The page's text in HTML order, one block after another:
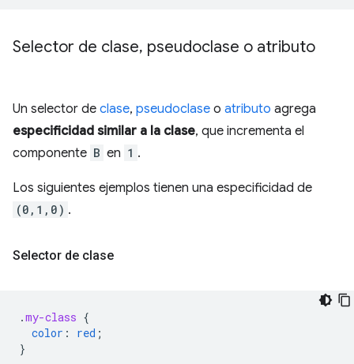
Selector de clase, pseudoclase o atributo
Un selector de clase, pseudoclase o atributo agrega
especificidad similar a la clase, que incrementa el
componente B en 1 .
Los siguientes ejemplos tienen una especificidad de
(0,1,0) .
Selector de clase
.my-class {
color : red ;
}